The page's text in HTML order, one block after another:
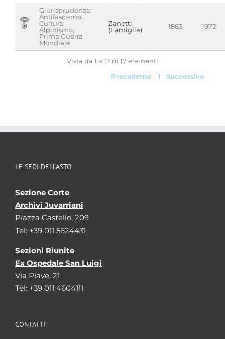
Giurisprudenza;
Antifascismo;
Cultura;
Alpinismo;
Prima Guerra
Mondiale
Zanetti
(Famiglia)
1863 1972
Vista da 1 a 17 di 17 elementi
Precedente 1 Successivo
LE SEDI DELL’ASTO
Sezione Corte
Archivi Juvarriani
Piazza Castello, 209
Tel: +39 011 5624431
Sezioni Riunite
Ex Ospedale San Luigi
Via Piave, 21
Tel: +39 011 4604111
CONTATTI